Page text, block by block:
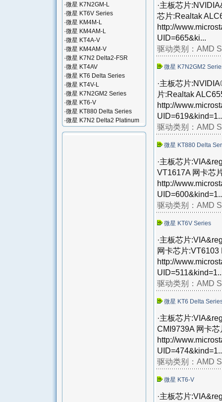
·微星 K7N2GM-L
·微星 KT6V Series
·微星 KM4M-L
·微星 KM4AM-L
·微星 KT4A-V
·微星 KM4AM-V
·微星 K7N2 Delta2-FSR
·微星 KT4AV
·微星 KT6 Delta Series
·微星 KT4V-L
·微星 K7N2GM2 Series
·微星 KT6-V
·微星 KT880 Delta Series
·微星 K7N2 Delta2 Platinum
·主板芯片
芯片:Realtak
http://
UID=665&ki...
驱动类别： AMD
微星 K7N2GM2
·主板芯片
片:Realtak
http://
驱动类别： AMD
微星 KT880 Delta
·主板芯片
VT1617A 网卡芯
http://
驱动类别： AMD
微星 KT6V Series
·主板芯片
网卡芯片:VT6103
http://
驱动类别： AMD
微星 KT6 Delta
·主板芯片
CMI9739A 网卡
http://
驱动类别： AMD
微星 KT6-V
·主板芯片